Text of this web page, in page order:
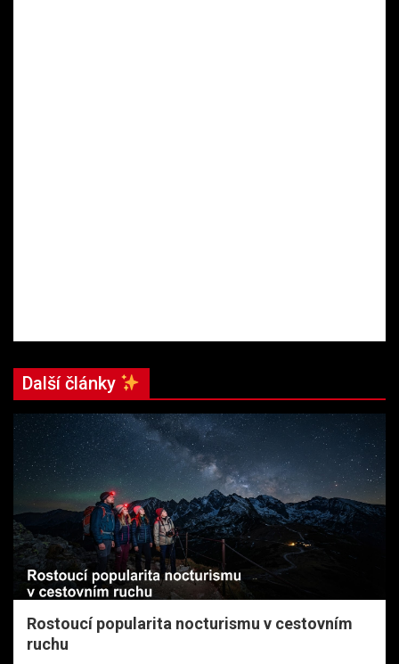
Další články
Rostoucí popularita nocturismu v cestovním
ruchu